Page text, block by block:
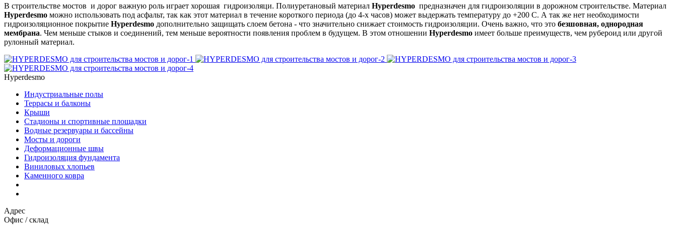
В строительстве мостов и дорог важную роль играет хорошая гидроизоляци. Полиуретановый материал Hyperdesmo предназначен для гидроизоляции в дорожном строительстве. Материал
Hyperdesmo можно использовать под асфальт, так как этот материал в течение короткого периода (до 4-х часов) может выдержать температуру до +200 С. А так же нет необходимости
гидроизоляционное покрытие Hyperdesmo дополнительно защищать слоем бетона - что значительно снижает стоимость гидроизоляции. Очень важно, что это безшовная, однородная
мембрана. Чем меньше стыков и соединений, тем меньше вероятности появления проблем в будущем. В этом отношении Hyperdesmo имеет больше преимуществ, чем рубероид или другой
рулонный материал.
Hyperdesmo
Индустриальные полы
Террасы и балконы
Крыши
Стадионы и спортивные площадки
Водные резервуары и бассейны
Мосты и дороги
Деформационные швы
Гидроизоляция фундамента
Bиниловых хлопьев
Kаменного ковра
Адрес
Офис / склад